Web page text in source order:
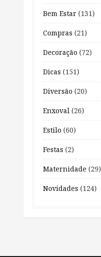
Bem Estar (131)
Compras (21)
Decoração (72)
Dicas (151)
Diversão (20)
Enxoval (26)
Estilo (60)
Festas (2)
Maternidade (29)
Novidades (124)